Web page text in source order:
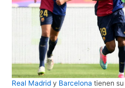
Real Madrid y Barcelona tienen